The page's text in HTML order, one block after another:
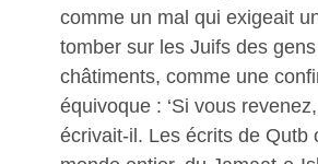
comme un mal qui exigeait
tomber sur les Juifs des
châtiments, comme une
équivoque : ‘Si vous
écrivait-il. Les écrits de Qutb